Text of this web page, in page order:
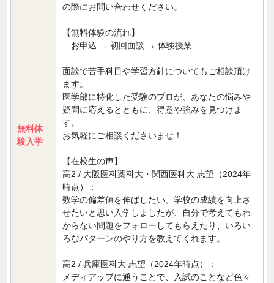
無料体
験入学
の際にお問い合わせください。
【無料体験の流れ】
お申込 → 初回面談 → 体験授業
面談で苦手科目や学習方針についてもご相談頂け
ます。
医学部に特化した受験のプロが、あなたの悩みや
疑問に応えるとともに、得意や強みを見つけま
す。
お気軽にご相談くださいませ！
【在校生の声】
高2 / 大阪医科薬科大・関西医科大 志望（2024年
時点）：
数学の偏差値を伸ばしたい、学校の成績を向上さ
せたいと思い入学しましたが、自分で考えてもわ
からない問題をフォローしてもらえたり、いろい
ろなパターンのやり方を教えてくれます。
高2 / 兵庫医科大 志望（2024年時点）：
メディアップに通うことで、入試のことなど色々